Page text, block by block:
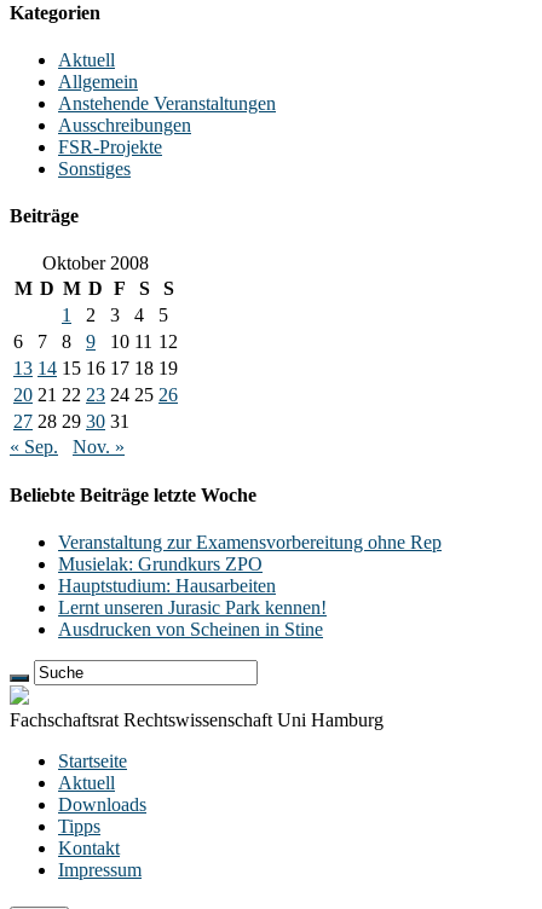
Kategorien
Aktuell
Allgemein
Anstehende Veranstaltungen
Ausschreibungen
FSR-Projekte
Sonstiges
Beiträge
Oktober 2008
M D M D F S
S
1
2 3 4
5
6
7 8 9 10 11 12
13 14 15 16 17 18 19
20 21 22 23 24 25 26
27 28 29 30 31
« Sep.
Nov. »
Beliebte Beiträge letzte Woche
Veranstaltung zur Examensvorbereitung ohne Rep
Musielak: Grundkurs ZPO
Hauptstudium: Hausarbeiten
Lernt unseren Jurasic Park kennen!
Ausdrucken von Scheinen in Stine
Fachschaftsrat Rechtswissenschaft Uni Hamburg
Startseite
Aktuell
Downloads
Tipps
Kontakt
Impressum